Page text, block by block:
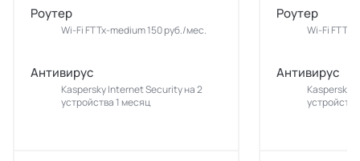
Роутер
Wi-Fi FTTx-medium 150 руб./мес.
Антивирус
Kaspersky Internet Security на 2
устройства 1 месяц
Роутер
Wi-Fi
Антивирус
Kaspersky